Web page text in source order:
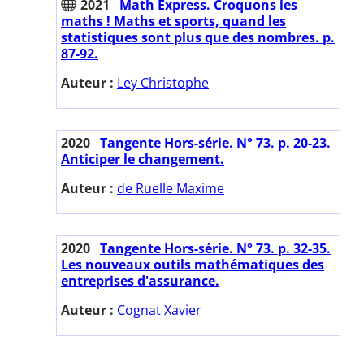
2021
Math Express. Croquons les
maths ! Maths et sports, quand les
statistiques sont plus que des nombres. p.
87-92.
Auteur : Ley Christophe
2020 Tangente Hors-série. N° 73. p. 20-23.
Anticiper le changement.
Auteur : de Ruelle Maxime
2020 Tangente Hors-série. N° 73. p. 32-35.
Les nouveaux outils mathématiques des
entreprises d'assurance.
Auteur : Cognat Xavier